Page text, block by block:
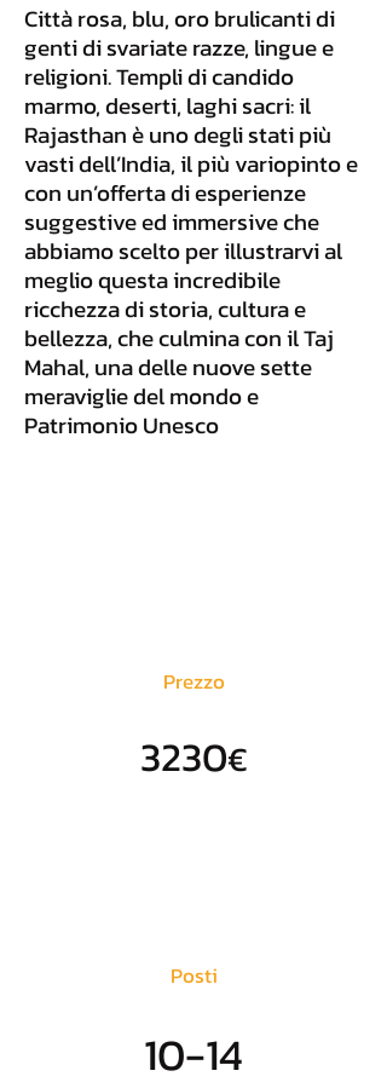
Città rosa, blu, oro brulicanti di
genti di svariate razze, lingue e
religioni. Templi di candido
marmo, deserti, laghi sacri: il
Rajasthan è uno degli stati più
vasti dell’India, il più variopinto e
con un’offerta di esperienze
suggestive ed immersive che
abbiamo scelto per illustrarvi al
meglio questa incredibile
ricchezza di storia, cultura e
bellezza, che culmina con il Taj
Mahal, una delle nuove sette
meraviglie del mondo e
Patrimonio Unesco
Prezzo
3230€
Posti
10-14